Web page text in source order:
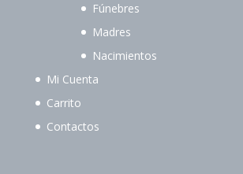
Fúnebres
Madres
Nacimientos
Mi Cuenta
Carrito
Contactos